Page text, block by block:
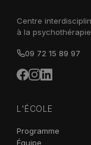
Centre
à la
09 72 15 89 97
L'ÉCOLE
Programme
Équipe